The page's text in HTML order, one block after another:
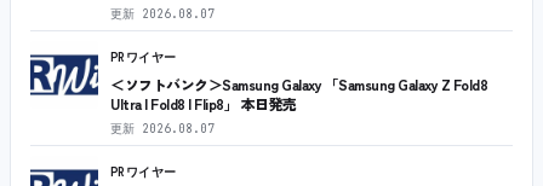
更新 2026.08.07
PRワイヤー
＜ソフトバンク＞Samsung Galaxy 「Samsung Galaxy Z Fold8
Ultra | Fold8 | Flip8」 本日発売
更新 2026.08.07
PRワイヤー